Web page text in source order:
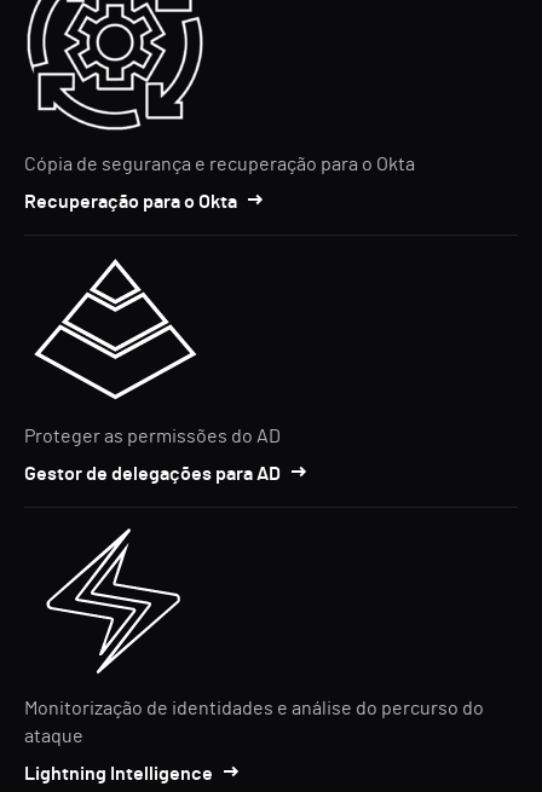
Cópia de segurança e recuperação para o Okta
Recuperação para o Okta
Proteger as permissões do AD
Gestor de delegações para AD
Monitorização de identidades e análise do percurso do
ataque
Lightning Intelligence